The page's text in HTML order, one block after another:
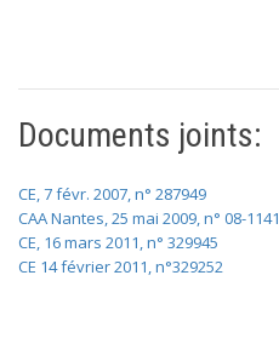
Documents joints:
CE, 7 févr. 2007, n° 287949
CAA Nantes, 25 mai 2009, n° 08-1141
CE, 16 mars 2011, n° 329945
CE 14 février 2011, n°329252